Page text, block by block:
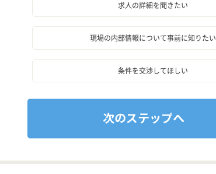
求人の詳細を聞きたい
現場の内部情報について事前に知りたい
条件を交渉してほしい